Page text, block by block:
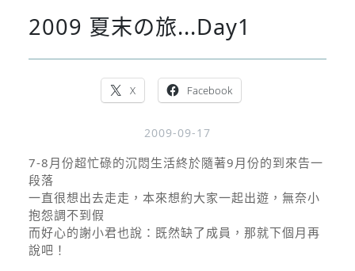
2009 夏末の旅...Day1
X Facebook
2009-09-17
7-8月份超忙碌的沉悶生活終於隨著9月份的到來告一
段落
一直很想出去走走，本來想約大家一起出遊，無奈小
抱怨調不到假
而好心的謝小君也說：既然缺了成員，那就下個月再
說吧！